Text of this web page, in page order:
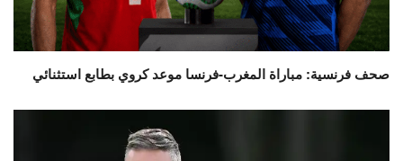
صحف فرنسية: مباراة المغرب-فرنسا موعد كروي بطابع استثنائي